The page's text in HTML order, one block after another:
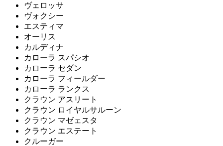
ヴェロッサ
ヴォクシー
エスティマ
オーリス
カルディナ
カローラ スパシオ
カローラ セダン
カローラ フィールダー
カローラ ランクス
クラウン アスリート
クラウン ロイヤルサルーン
クラウン マゼェスタ
クラウン エステート
クルーガー